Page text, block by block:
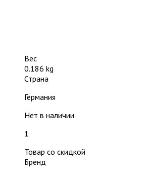
Вес
0.186 kg
Страна
Германия
Нет в наличии
1
Товар со скидкой
Бренд